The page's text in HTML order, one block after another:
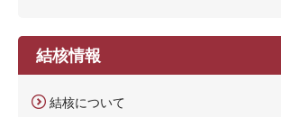
結核情報
結核について